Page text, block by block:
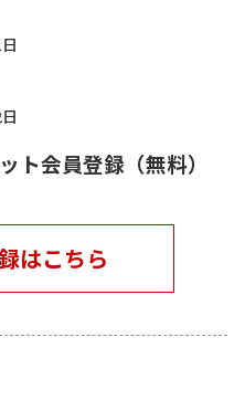
ト会員登録（無料）
はこちら